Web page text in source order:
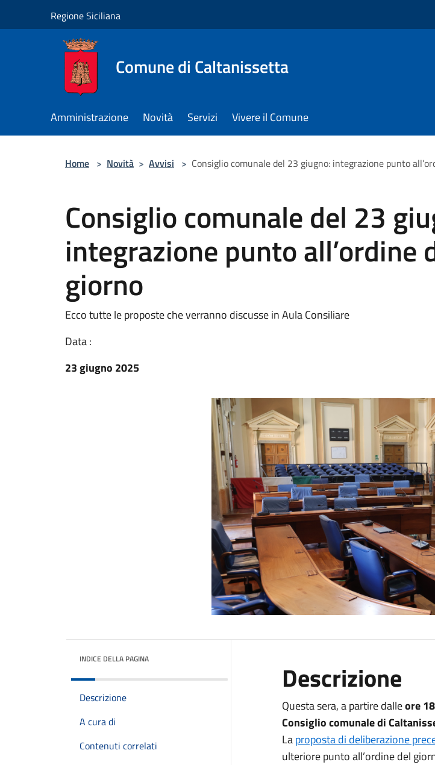
Regione Siciliana
Comune di Caltanissetta
Amministrazione Novità Servizi Vivere il Comune
Home > Novità > Avvisi > Consiglio comunale del 23 giugno: integrazione punto
Consiglio comunale del 23
integrazione punto all’ordine
giorno
Ecco tutte le proposte che verranno discusse in Aula Consiliare
Data :
23 giugno 2025
INDICE DELLA PAGINA
Descrizione
A cura di
Contenuti correlati
Descrizione
Questa sera, a partire dalleore
Consiglio comunale di
Laproposta di deliberazione
ulteriore punto all’ordine del